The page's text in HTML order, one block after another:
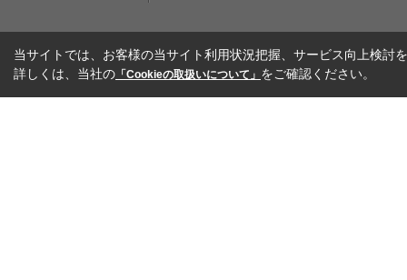
当サイトでは、お客様の当サイト利用状況把握、サービス向上検討
詳しくは、当社の 「Cookieの取扱いについて」 をご確認ください。